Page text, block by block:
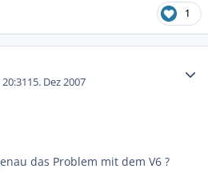
1
15. Dez 2007
das Problem mit dem V6 ?